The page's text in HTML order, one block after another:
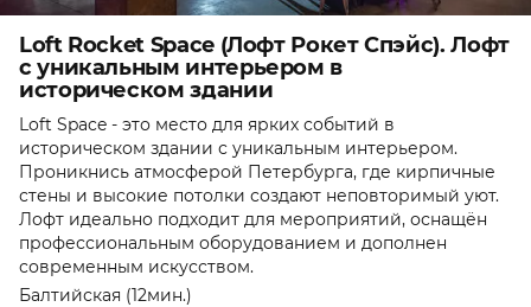
Loft Rocket Space (Лофт Рокет Спэйс). Лофт
с уникальным интерьером в
историческом здании
Loft Space - это место для ярких событий в
историческом здании с уникальным интерьером.
Проникнись атмосферой Петербурга, где кирпичные
стены и высокие потолки создают неповторимый уют.
Лофт идеально подходит для мероприятий, оснащён
профессиональным оборудованием и дополнен
современным искусством.
Балтийская (12мин.)